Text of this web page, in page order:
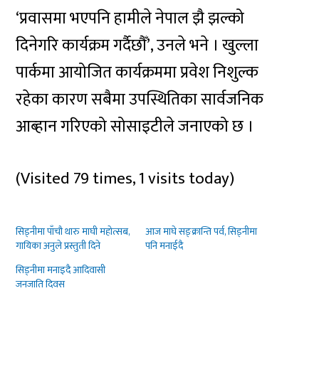
‘प्रवासमा भएपनि हामीले नेपाल झै झल्को
दिनेगरि कार्यक्रम गर्दैछौँ’, उनले भने । खुल्ला
पार्कमा आयोजित कार्यक्रममा प्रवेश निशुल्क
रहेका कारण सबैमा उपस्थितिका सार्वजनिक
आब्हान गरिएको सोसाइटीले जनाएको छ ।
(Visited 79 times, 1 visits today)
सिड्नीमा पाँचौ थारु माघी महोत्सब,
गायिका अनुले प्रस्तुती दिने
आज माघे सङ्क्रान्ति पर्व, सिड्नीमा
पनि मनाईदै
सिड्नीमा मनाइदै आदिवासी
जनजाति दिवस